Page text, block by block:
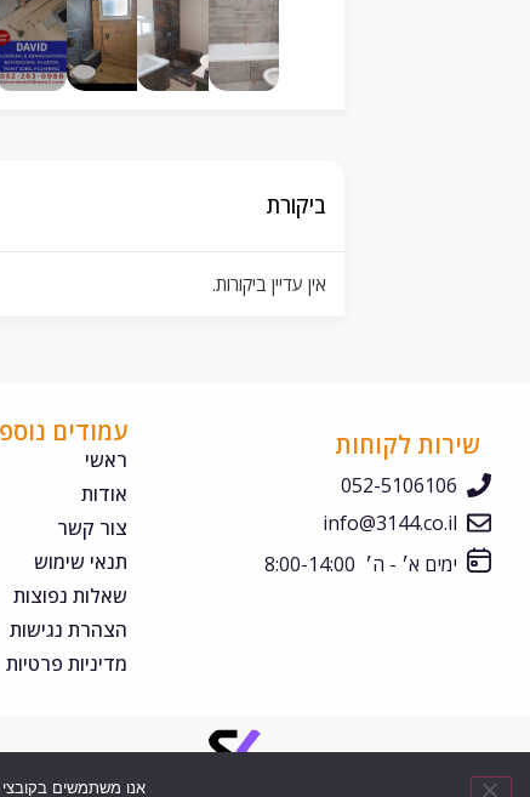
ביקורת
אין עדיין ביקורות.
שירות לקוחות
052-5106106
info@3144.co.il
ימים א׳ - ה׳ 8:00-14:00
עמודים
ראשי
אודות
צור קשר
תנאי שימוש
שאלות נפוצות
הצהרת נגישות
מדיניות פרטיות
אנו משתמשים בקובצי Cookie כדי להבטיח שנספק לך את חוויית הגלישה הטובה ביותר באתר שלנו.